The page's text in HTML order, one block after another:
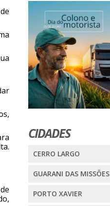
CIDADES
CERRO LARGO
GUARANI DAS MISSÕES
PORTO XAVIER